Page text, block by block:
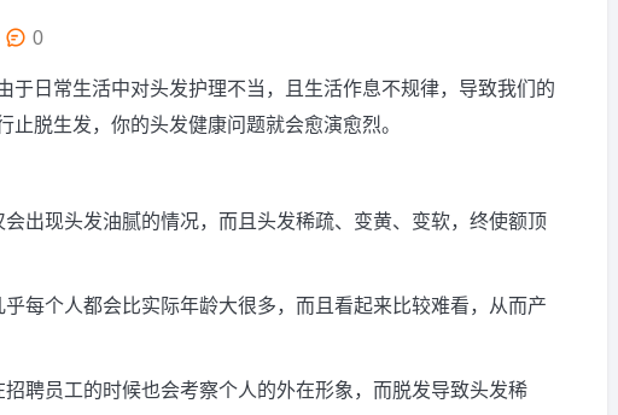
0
于日常生活中对头发护理不当，且生活作息不规律，导致我们的
脱生发，你的头发健康问题就会愈演愈烈。
出现头发油腻的情况，而且头发稀疏、变黄、变软，终使额顶
每个人都会比实际年龄大很多，而且看起来比较难看，从而产
聘员工的时候也会考察个人的外在形象，而脱发导致头发稀